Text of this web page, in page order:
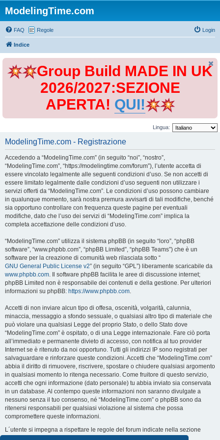
ModelingTime.com
FAQ Regole Login
Indice
Group Build MADE IN UK
2026/2027:SEZIONE
APERTA! QUI!
Lingua:
ModelingTime.com - Registrazione
Accedendo a “ModelingTime.com” (in seguito “noi”, “nostro”,
“ModelingTime.com”, “https://modelingtime.com/forum”), l’utente accetta di
essere vincolato legalmente alle seguenti condizioni d’uso. Se non accetti di
essere limitato legalmente dalle condizioni d’uso seguenti non utilizzare i
servizi offerti da “ModelingTime.com”. Le condizioni d’uso possono cambiare
in qualunque momento, sarà nostra premura avvisarti di tali modifiche, benché
sia opportuno controllare con frequenza queste pagine per eventuali
modifiche, dato che l’uso dei servizi di “ModelingTime.com” implica la
completa accettazione delle condizioni d’uso.
“ModelingTime.com” utilizza il sistema phpBB (in seguito “loro”, “phpBB
software”, “www.phpbb.com”, “phpBB Limited”, “phpBB Teams”) che è un
software per la creazione di comunità web rilasciata sotto “
GNU General Public License v2” (in seguito “GPL”) liberamente scaricabile da
www.phpbb.com. Il software phpBB facilita le aree di discussione internet;
phpBB Limited non è responsabile dei contenuti e della gestione. Per ulteriori
informazioni su phpBB: https://www.phpbb.com.
Accetti di non inviare alcun tipo di offesa, oscenità, volgarità, calunnia,
minaccia, messaggio a sfondo sessuale, o qualsiasi altro tipo di materiale che
può violare una qualsiasi Legge del proprio Stato, o dello Stato dove
“ModelingTime.com” è ospitato, o di una Legge internazionale. Fare ciò porta
all’immediato e permanente divieto di accesso, con notifica al tuo provider
Internet se è ritenuto da noi opportuno. Tutti gli indirizzi IP sono registrati per
salvaguardare e rinforzare queste condizioni. Accetti che “ModelingTime.com”
abbia il diritto di rimuovere, riscrivere, spostare o chiudere qualsiasi argomento
in qualsiasi momento lo ritenga necessario. Come fruitore di questo servizio,
accetti che ogni informazione (dato personale) tu abbia inviato sia conservata
in un database. Al contempo queste informazioni non saranno divulgate a
nessuno senza il tuo consenso, né “ModelingTime.com” o phpBB sono da
ritenersi responsabili per qualsiasi violazione al sistema che possa
compromettere queste informazioni.
L´utente si impegna a rispettare le regole del forum indicate nella sezione